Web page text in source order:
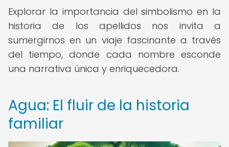
Explorar la importancia del simbolismo en la
historia de los apellidos nos invita a
sumergirnos en un viaje fascinante a través
del tiempo, donde cada nombre esconde
una narrativa única y enriquecedora.
Agua: El fluir de la historia
familiar